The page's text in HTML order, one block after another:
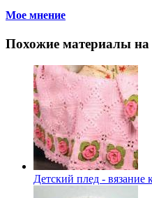
Мое мнение
Похожие материалы
Детский плед - вязание